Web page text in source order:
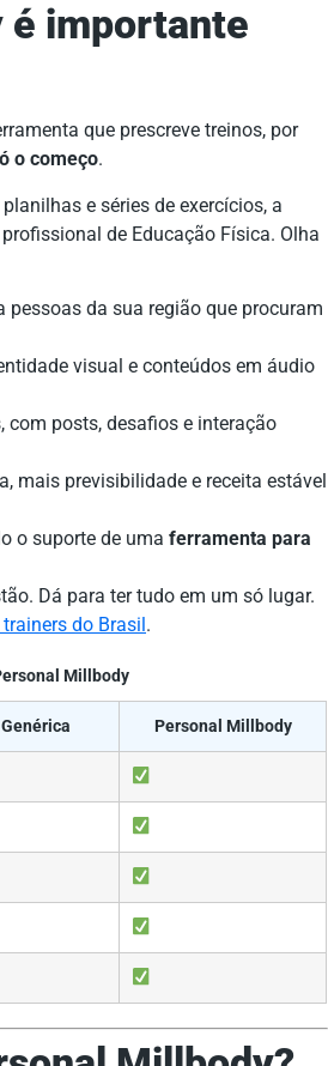
é importante
que prescreve treinos, por
o começo.
e séries de exercícios, a
de Educação Física. Olha
da sua região que procuram
visual e conteúdos em áudio
com posts, desafios e interação
mais previsibilidade e receita estável
o suporte de uma ferramenta para
Dá para ter tudo em um só lugar.
do Brasil .
Millbody
Personal Millbody